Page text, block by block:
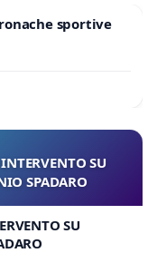
sportive
SU
SPADARO
SU